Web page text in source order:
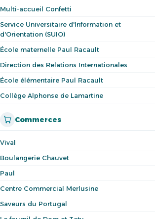
Multi-accueil Confetti
Service Universitaire d'Information et
d'Orientation (SUIO)
École maternelle Paul Racault
Direction des Relations Internationales
École élémentaire Paul Racault
Collège Alphonse de Lamartine
Commerces
Vival
Boulangerie Chauvet
Paul
Centre Commercial Merlusine
Saveurs du Portugal